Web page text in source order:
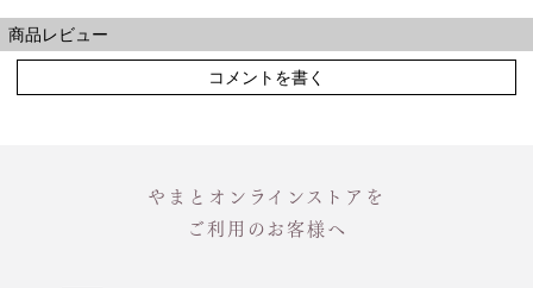
商品レビュー
コメントを書く
やまとオンラインストアを
ご利用のお客様へ